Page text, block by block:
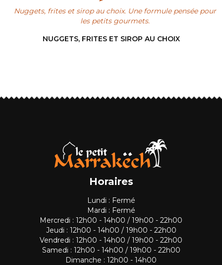
Nuggets, frites et sirop au choix. Une formule pensée pour
les petits gourmets.
NUGGETS, FRITES ET SIROP AU CHOIX
Horaires
Lundi : Fermé
Mardi : Fermé
Mercredi : 12h00 - 14h00 / 19h00 - 22h00
Jeudi : 12h00 - 14h00 / 19h00 - 22h00
Vendredi : 12h00 - 14h00 / 19h00 - 22h00
Samedi : 12h00 - 14h00 / 19h00 - 22h00
Dimanche : 12h00 - 14h00